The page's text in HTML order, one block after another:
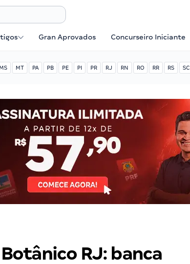
Gran Aprovados Concurseiro Iniciante
MS MT PA PB PE PI PR RJ RN RO RR RS SC
RJ: banca